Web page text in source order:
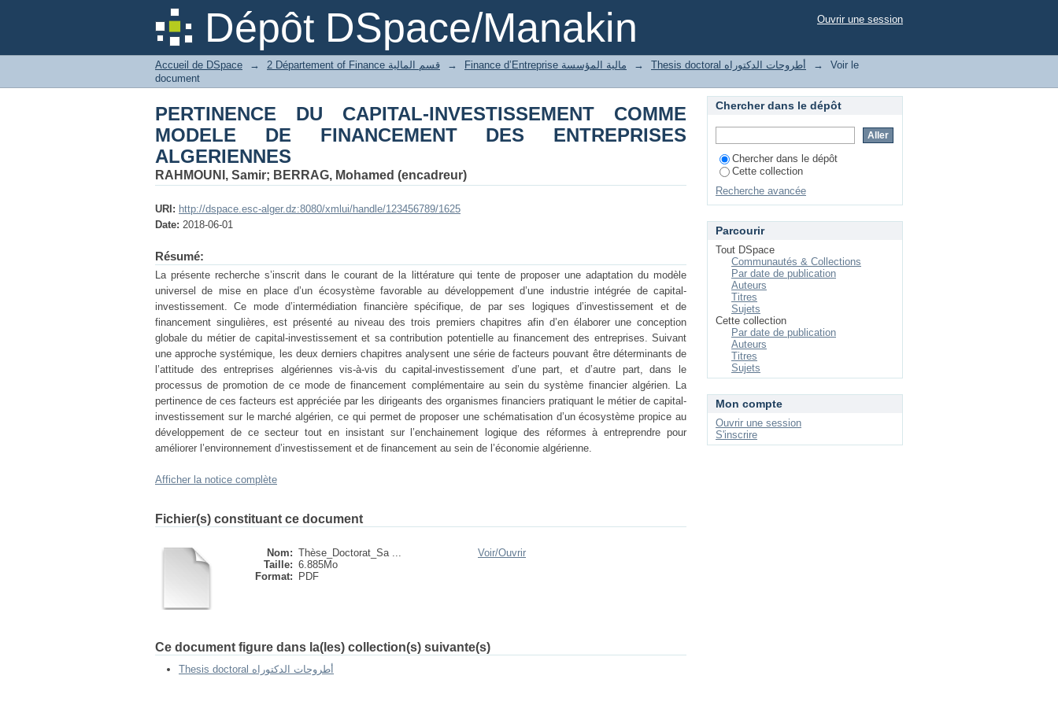
Dépôt DSpace/Manakin
PERTINENCE DU CAPITAL-INVESTISSEMENT COMME MODELE DE
FINANCEMENT DES ENTREPRISES ALGERIENNES
Ouvrir une session
Accueil de DSpace → 2 Département of Finance قسم المالية → Finance d’Entreprise مالية المؤسسة → Thesis doctoral أطروحات الدكتوراه →
Voir le
document
PERTINENCE DU CAPITAL-INVESTISSEMENT COMME
MODELE DE FINANCEMENT DES ENTREPRISES
ALGERIENNES
RAHMOUNI, Samir; BERRAG, Mohamed (encadreur)
URI: http://dspace.esc-alger.dz:8080/xmlui/handle/123456789/1625
Date: 2018-06-01
Résumé:
La présente recherche s’inscrit dans le courant de la littérature qui tente de proposer une adaptation du modèle
universel de mise en place d’un écosystème favorable au développement d’une industrie intégrée de capital-
investissement. Ce mode d’intermédiation financière spécifique, de par ses logiques d’investissement et de
financement singulières, est présenté au niveau des trois premiers chapitres afin d’en élaborer une conception
globale du métier de capital-investissement et sa contribution potentielle au financement des entreprises. Suivant
une approche systémique, les deux derniers chapitres analysent une série de facteurs pouvant être déterminants de
l’attitude des entreprises algériennes vis-à-vis du capital-investissement d’une part, et d’autre part, dans le
processus de promotion de ce mode de financement complémentaire au sein du système financier algérien. La
pertinence de ces facteurs est appréciée par les dirigeants des organismes financiers pratiquant le métier de capital-
investissement sur le marché algérien, ce qui permet de proposer une schématisation d’un écosystème propice au
développement de ce secteur tout en insistant sur l’enchainement logique des réformes à entreprendre pour
améliorer l’environnement d’investissement et de financement au sein de l’économie algérienne.
Afficher la notice complète
Fichier(s) constituant ce document
Nom: Thèse_Doctorat_Sa ...
Taille: 6.885Mo
Format:
PDF
Voir/Ouvrir
Ce document figure dans la(les) collection(s) suivante(s)
Thesis doctoral أطروحات الدكتوراه
Chercher dans le dépôt
Chercher dans le dépôt
Cette collection
Recherche avancée
Parcourir
Tout DSpace
Communautés & Collections
Par date de publication
Auteurs
Titres
Sujets
Cette collection
Par date de publication
Auteurs
Titres
Sujets
Mon compte
Ouvrir une session
S'inscrire